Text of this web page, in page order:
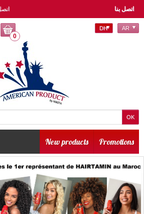
اتصل بنا
0
DH AR
Promotions
New products